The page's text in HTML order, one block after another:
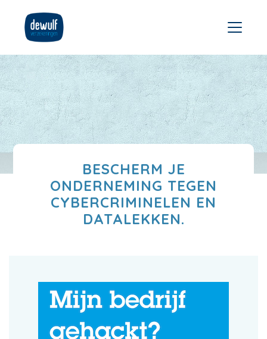
BESCHERM JE
ONDERNEMING TEGEN
CYBERCRIMINELEN EN
DATALEKKEN.